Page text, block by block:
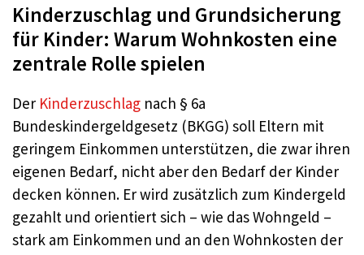
Kinderzuschlag und Grundsicherung
für Kinder: Warum Wohnkosten eine
zentrale Rolle spielen
Der Kinderzuschlag nach § 6a
Bundeskindergeldgesetz (BKGG) soll Eltern mit
geringem Einkommen unterstützen, die zwar ihren
eigenen Bedarf, nicht aber den Bedarf der Kinder
decken können. Er wird zusätzlich zum Kindergeld
gezahlt und orientiert sich – wie das Wohngeld –
stark am Einkommen und an den Wohnkosten der